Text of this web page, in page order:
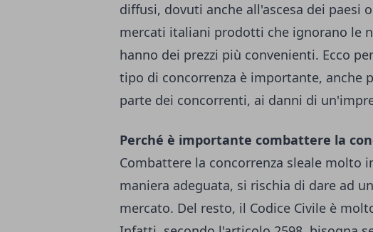
diffusi, dovuti anche all'ascesa dei paesi
mercati italiani prodotti che ignorano le
hanno dei prezzi più convenienti. Ecco
tipo di concorrenza è importante, anche
parte dei concorrenti, ai danni di
Perché è importante combattere la
Combattere la concorrenza sleale molto
maniera adeguata, si rischia di dare ad
mercato. Del resto, il Codice Civile è